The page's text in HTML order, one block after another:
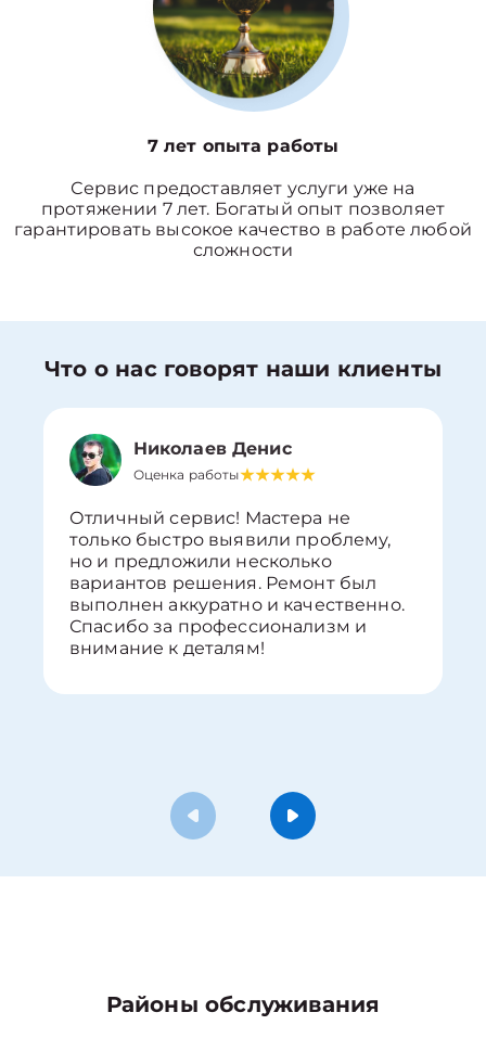
7 лет опыта работы
Сервис предоставляет услуги уже на
протяжении 7 лет. Богатый опыт позволяет
гарантировать высокое качество в работе любой
сложности
Что о нас говорят наши клиенты
Николаев Денис
Оценка работы
Отличный сервис! Мастера не
только быстро выявили проблему,
но и предложили несколько
вариантов решения. Ремонт был
выполнен аккуратно и качественно.
Спасибо за профессионализм и
внимание к деталям!
Районы обслуживания